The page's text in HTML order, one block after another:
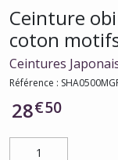
Ceinture
coton
Ceintures
Référence :
28€50